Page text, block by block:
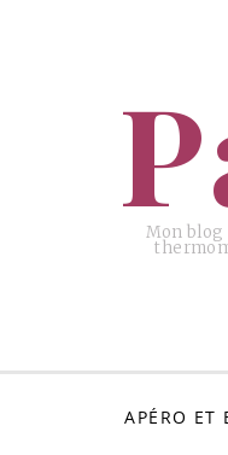
Mon blog
APÉRO ET